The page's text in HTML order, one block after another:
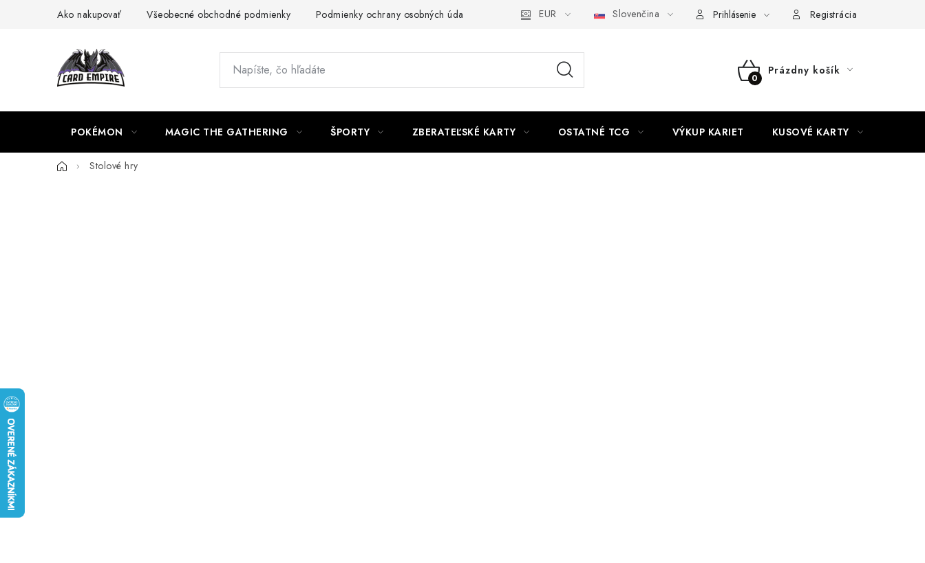
Ako nakupovať Všeobecné obchodné podmienky Podmienky ochrany osobných údajov a poučenie o Cookies Kontakty Doprava a platba Práca v CardEmpire
EUR Slovenčina Prihlásenie Registrácia
NÁKUPNÝ
Prázdny košík
POKÉMON MAGIC THE GATHERING ŠPORTY ZBERATEĽSKÉ KARTY OSTATNÉ TCG VÝKUP KARIET KUSOVÉ KARTY
DomovStolové hry